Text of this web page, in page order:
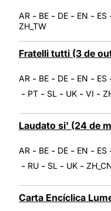
AR - BE - DE - EN - ES
ZH_TW
Fratelli tutti (3 de
AR - BE - DE - EN - ES
- PT - SL - UK - VI -
Laudato si' (24 de
AR - BE - DE - EN - ES
- RU - SL - UK -
Carta Encíclica